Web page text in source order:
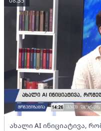
ახალი AI ინიციატივა,